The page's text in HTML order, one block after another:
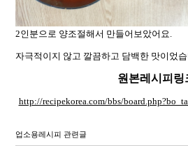
2인분으로 양조절해서 만들어보았어요.
자극적이지 않고 깔끔하고 담백한 맛이었습
원본레시피링
http://recipekorea.com/bbs/
업소용레시피 관련글